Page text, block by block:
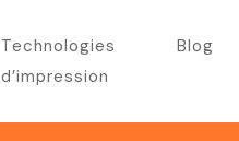
Technologies
d’impression
Blog